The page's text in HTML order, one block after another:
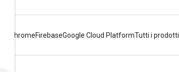
ChromeFirebaseGoogle Cloud PlatformTutti i prodotti